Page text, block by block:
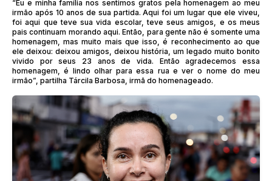
“Eu e minha família nos sentimos gratos pela homenagem ao meu
irmão após 10 anos de sua partida. Aqui foi um lugar que ele viveu,
foi aqui que teve sua vida escolar, teve seus amigos, e os meus
pais continuam morando aqui. Então, para gente não é somente uma
homenagem, mas muito mais que isso, é reconhecimento ao que
ele deixou: deixou amigos, deixou história, um legado muito bonito
vivido por seus 23 anos de vida. Então agradecemos essa
homenagem, é lindo olhar para essa rua e ver o nome do meu
irmão”, partilha Tárcila Barbosa, irmã do homenageado.